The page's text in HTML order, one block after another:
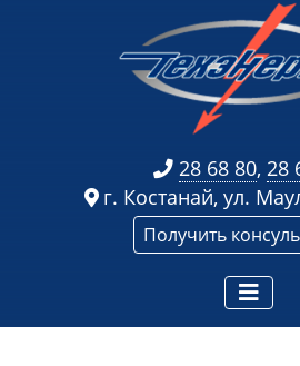
28 68 80, 28
г. Костанай, ул.
Получить